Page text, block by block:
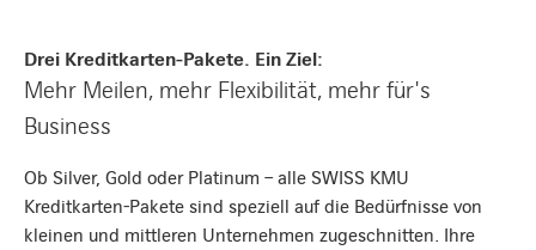
Drei Kreditkarten-Pakete. Ein Ziel:
Mehr Meilen, mehr Flexibilität, mehr für's
Business
Ob Silver, Gold oder Platinum – alle SWISS KMU
Kreditkarten-Pakete sind speziell auf die Bedürfnisse von
kleinen und mittleren Unternehmen zugeschnitten. Ihre